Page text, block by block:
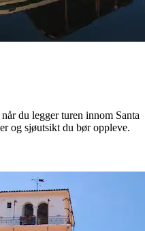
du legger turen innom Santa
og sjøutsikt du bør oppleve.